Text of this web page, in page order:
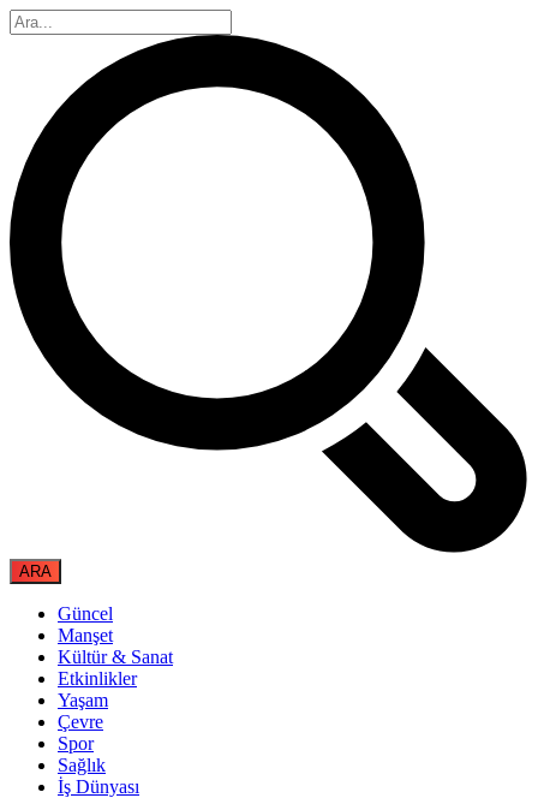
Güncel
Manşet
Kültür & Sanat
Etkinlikler
Yaşam
Çevre
Spor
Sağlık
İş Dünyası